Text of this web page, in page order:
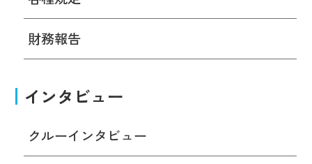
財務報告
インタビュー
クルーインタビュー